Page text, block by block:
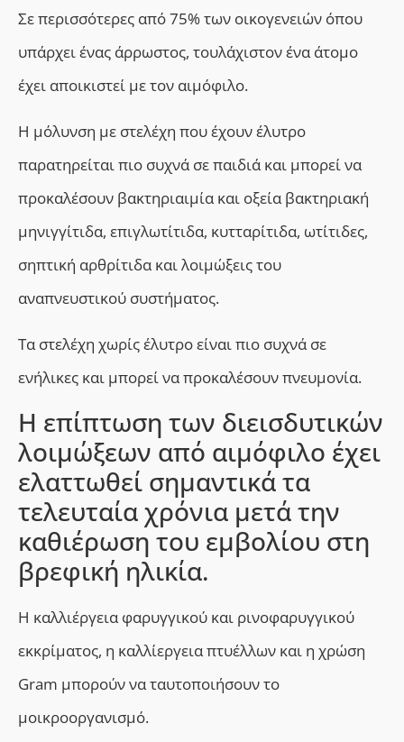
Σε περισσότερες από 75% των οικογενειών όπου
υπάρχει ένας άρρωστος, τουλάχιστον ένα άτομο
έχει αποικιστεί με τον αιμόφιλο.
Η μόλυνση με στελέχη που έχουν έλυτρο
παρατηρείται πιο συχνά σε παιδιά και μπορεί να
προκαλέσουν βακτηριαιμία και οξεία βακτηριακή
μηνιγγίτιδα, επιγλωτίτιδα, κυτταρίτιδα, ωτίτιδες,
σηπτική αρθρίτιδα και λοιμώξεις του
αναπνευστικού συστήματος.
Τα στελέχη χωρίς έλυτρο είναι πιο συχνά σε
ενήλικες και μπορεί να προκαλέσουν πνευμονία.
Η επίπτωση των διεισδυτικών
λοιμώξεων από αιμόφιλο έχει
ελαττωθεί σημαντικά τα
τελευταία χρόνια μετά την
καθιέρωση του εμβολίου στη
βρεφική ηλικία.
Η καλλιέργεια φαρυγγικού και ρινοφαρυγγικού
εκκρίματος, η καλλίεργεια πτυέλλων και η χρώση
Gram μπορούν να ταυτοποιήσουν το
μοικροοργανισμό.